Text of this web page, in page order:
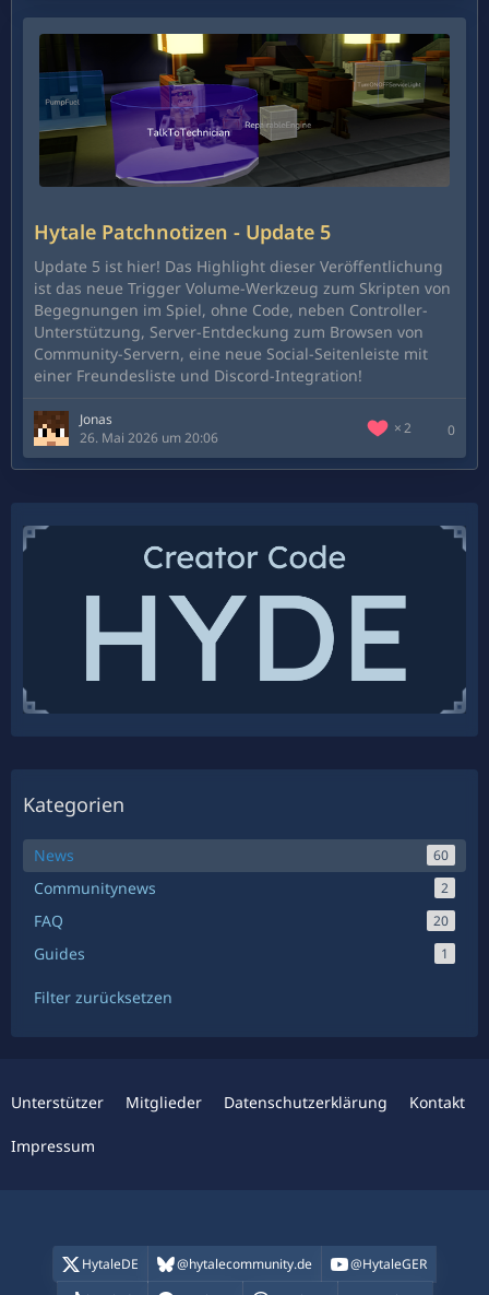
Hytale Patchnotizen - Update 5
Update 5 ist hier! Das Highlight dieser Veröffentlichung
ist das neue Trigger Volume-Werkzeug zum Skripten von
Begegnungen im Spiel, ohne Code, neben Controller-
Unterstützung, Server-Entdeckung zum Browsen von
Community-Servern, eine neue Social-Seitenleiste mit
einer Freundesliste und Discord-Integration!
Jonas
26. Mai 2026 um 20:06
2 0
Kategorien
News 60
Communitynews 2
FAQ 20
Guides 1
Filter zurücksetzen
Unterstützer Mitglieder Datenschutzerklärung Kontakt
Impressum
HytaleDE @hytalecommunity.de
@HytaleGER